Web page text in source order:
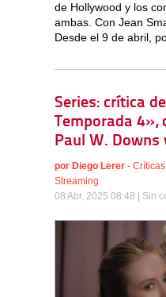
de Hollywood y los
ambas. Con Jean
Desde el 9 de abril,
Series: crítica
Temporada 4»,
Paul W. Downs
por Diego Lerer - Críticas
Streaming
08 Abr, 2025 08:48 | Sin